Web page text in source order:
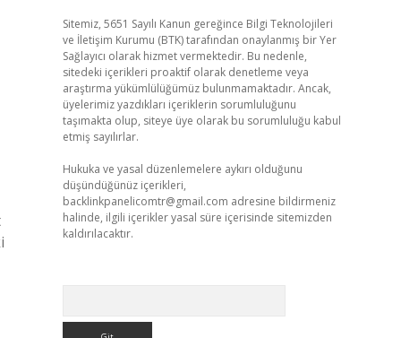
Sitemiz, 5651 Sayılı Kanun gereğince Bilgi Teknolojileri
ve İletişim Kurumu (BTK) tarafından onaylanmış bir Yer
Sağlayıcı olarak hizmet vermektedir. Bu nedenle,
sitedeki içerikleri proaktif olarak denetleme veya
araştırma yükümlülüğümüz bulunmamaktadır. Ancak,
üyelerimiz yazdıkları içeriklerin sorumluluğunu
taşımakta olup, siteye üye olarak bu sorumluluğu kabul
etmiş sayılırlar.
Hukuka ve yasal düzenlemelere aykırı olduğunu
düşündüğünüz içerikleri,
backlinkpanelicomtr@gmail.com adresine bildirmeniz
halinde, ilgili içerikler yasal süre içerisinde sitemizden
kaldırılacaktır.